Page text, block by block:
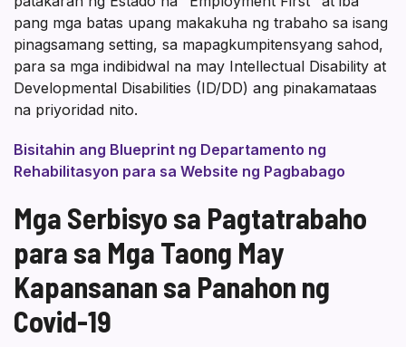
pang mga batas upang makakuha ng trabaho sa isang
pinagsamang setting, sa mapagkumpitensyang sahod,
para sa mga indibidwal na may Intellectual Disability at
Developmental Disabilities (ID/DD) ang pinakamataas
na priyoridad nito.
Bisitahin ang Blueprint ng Departamento ng
Rehabilitasyon para sa Website ng Pagbabago
Mga Serbisyo sa Pagtatrabaho
para sa Mga Taong May
Kapansanan sa Panahon ng
Covid-19